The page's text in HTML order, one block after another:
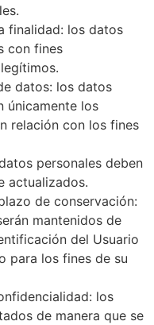
finalidad: los datos
con fines
datos: los datos
únicamente los
relación con los fines
personales deben
actualizados.
de conservación:
mantenidos de
del Usuario
para los fines de su
los
de manera que se